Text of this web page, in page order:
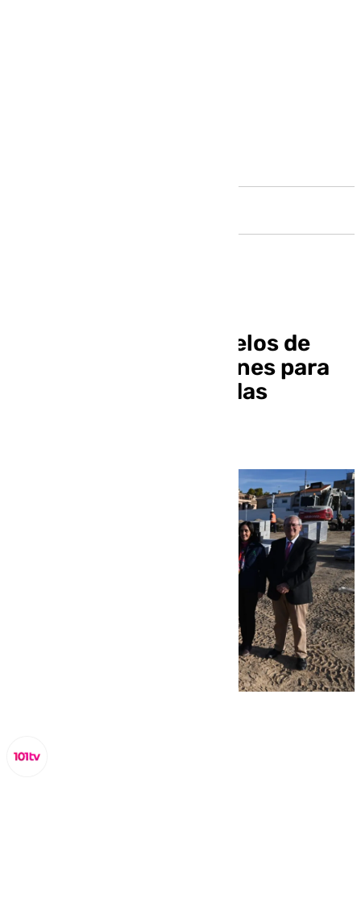
La Junta licita los suelos de
Cuartel de Mondragones para
construir 328 viviendas